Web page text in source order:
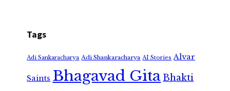
Tags
Adi Sankaracharya Adi Shankaracharya AI Stories Alvar
Saints Bhagavad GitaBhakti